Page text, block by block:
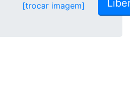
[trocar imagem]